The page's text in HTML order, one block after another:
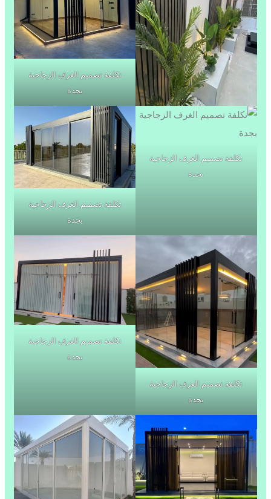
تكلفة تصميم الغرف الزجاجية
بجدة
تكلفة تصميم الغرف الزجاجية
بجدة
تكلفة تصميم الغرف الزجاجية
بجدة
تكلفة تصميم الغرف الزجاجية
بجدة
تكلفة تصميم الغرف الزجاجية
بجدة